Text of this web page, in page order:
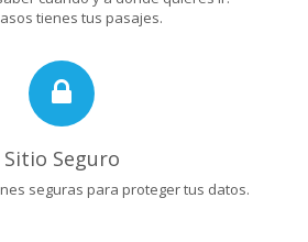
tienes tus pasajes.
Sitio Seguro
seguras para proteger tus datos.